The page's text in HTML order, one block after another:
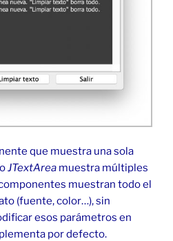
que muestra una sola
JTextArea muestra múltiples
muestran todo el
(fuente, color…), sin
esos parámetros en
por defecto.